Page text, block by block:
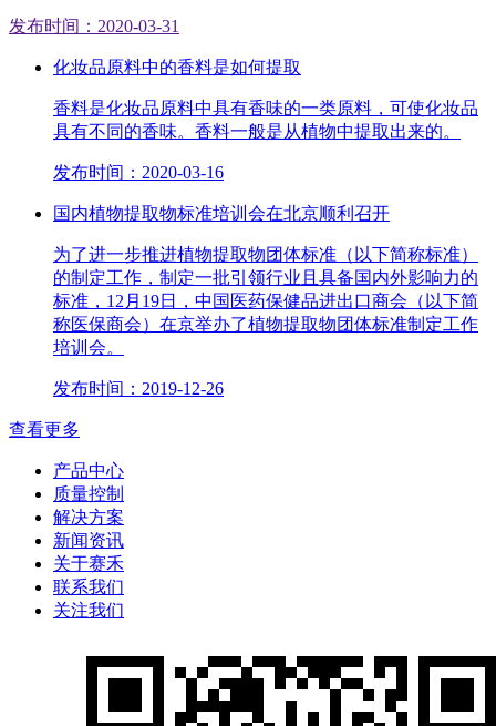
发布时间：2020-03-31
化妆品原料中的香料是如何提取
香料是化妆品原料中具有香味的一类原料，可使化妆品
具有不同的香味。香料一般是从植物中提取出来的。
发布时间：2020-03-16
国内植物提取物标准培训会在北京顺利召开
为了进一步推进植物提取物团体标准（以下简称标准）
的制定工作，制定一批引领行业且具备国内外影响力的
标准，12月19日，中国医药保健品进出口商会（以下简
称医保商会）在京举办了植物提取物团体标准制定工作
培训会。
发布时间：2019-12-26
查看更多
产品中心
质量控制
解决方案
新闻资讯
关于赛禾
联系我们
关注我们